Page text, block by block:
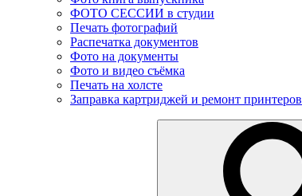
ФОТО СЕССИИ в студии
Печать фотографий
Распечатка документов
Фото на документы
Фото и видео съёмка
Печать на холсте
Заправка картриджей и ремонт принтеров